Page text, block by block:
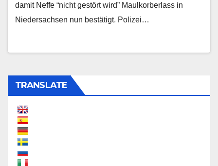
damit Neffe “nicht gestört wird” Maulkorberlass in
Niedersachsen nun bestätigt. Polizei…
TRANSLATE